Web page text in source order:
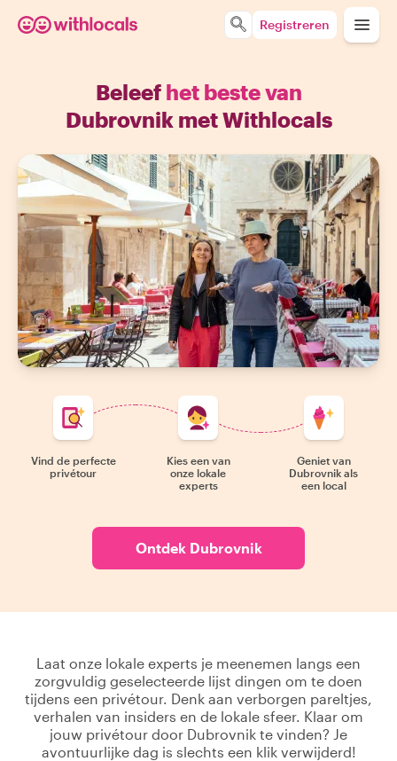
Registreren
Beleef het beste van
Dubrovnik met Withlocals
Vind de perfecte
privétour
Kies een van
onze lokale
experts
Geniet van
Dubrovnik als
een local
Ontdek Dubrovnik
Laat onze lokale experts je meenemen langs een
zorgvuldig geselecteerde lijst dingen om te doen
tijdens een privétour. Denk aan verborgen pareltjes,
verhalen van insiders en de lokale sfeer. Klaar om
jouw privétour door Dubrovnik te vinden? Je
avontuurlijke dag is slechts een klik verwijderd!